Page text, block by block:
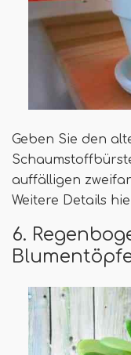
Geben Sie den
auffälligen
Weitere Details
6.